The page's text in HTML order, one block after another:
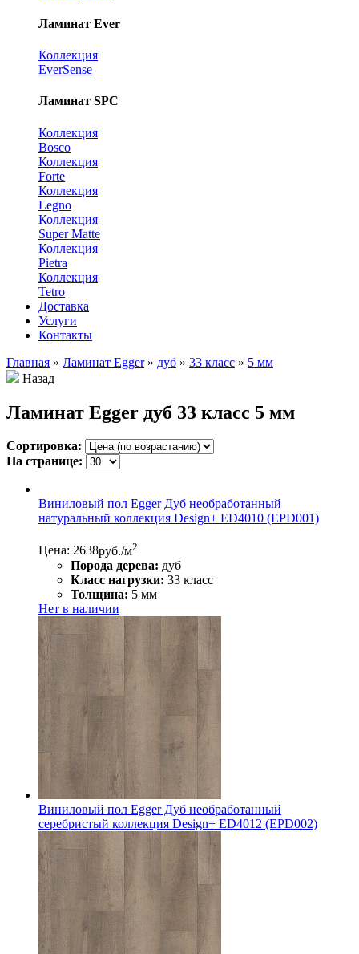
Ламинат Ever
Коллекция
EverSense
Ламинат SPC
Коллекция
Bosco
Коллекция
Forte
Коллекция
Legno
Коллекция
Super Matte
Коллекция
Pietra
Коллекция
Tetro
Доставка
Услуги
Контакты
Главная » Ламинат Egger » дуб » 33 класс » 5 мм
Назад
Ламинат Egger дуб 33 класс 5 мм
Сортировка:
На странице:
Виниловый пол Egger Дуб необработанный
натуральный коллекция Design+ ED4010 (EPD001)
Цена: 2638руб./м2
Порода дерева: дуб
Класс нагрузки: 33 класс
Толщина: 5 мм
Нет в наличии
Виниловый пол Egger Дуб необработанный
серебристый коллекция Design+ ED4012 (EPD002)